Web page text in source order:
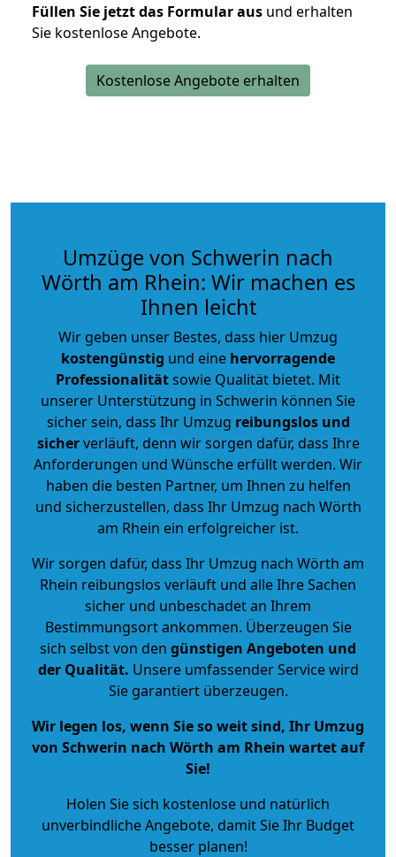
Füllen Sie jetzt das Formular aus und erhalten
Sie kostenlose Angebote.
Kostenlose Angebote erhalten
Umzüge von Schwerin nach
Wörth am Rhein: Wir machen es
Ihnen leicht
Wir geben unser Bestes, dass hier Umzug
kostengünstig und eine hervorragende
Professionalitätsowie Qualität bietet. Mit
unserer Unterstützung in Schwerin können Sie
sicher sein, dass Ihr Umzug reibungslos und
sicherverläuft, denn wir sorgen dafür, dass Ihre
Anforderungen und Wünsche erfüllt werden. Wir
haben die besten Partner, um Ihnen zu helfen
und sicherzustellen, dass Ihr Umzug nach Wörth
am Rhein ein erfolgreicher ist.
Wir sorgen dafür, dass Ihr Umzug nach Wörth am
Rhein reibungslos verläuft und alle Ihre Sachen
sicher und unbeschadet an Ihrem
Bestimmungsort ankommen. Überzeugen Sie
sich selbst von den günstigen Angeboten und
der Qualität. Unsere umfassender Service wird
Sie garantiert überzeugen.
Wir legen los, wenn Sie so weit sind, Ihr Umzug
von Schwerin nach Wörth am Rhein wartet auf
Sie!
Holen Sie sich kostenlose und natürlich
unverbindliche Angebote, damit Sie Ihr Budget
besser planen!